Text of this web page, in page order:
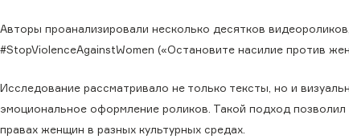
Авторы проанализировали несколько десятков
#StopViolenceAgainstWomen («Остановите насилие против
Исследование рассматривало не только тексты, но и
эмоциональное оформление роликов. Такой подход
правах женщин в разных культурных средах.